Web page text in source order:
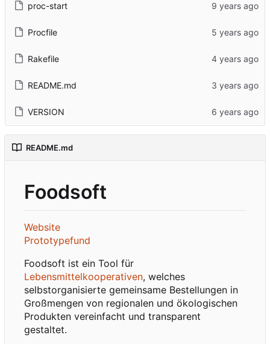
proc-start
Procfile
Rakefile
README.md
VERSION
README.md
Foodsoft
Website
Prototypefund
Foodsoft ist ein Tool für
Lebensmittelkooperativen, welches
selbstorganisierte gemeinsame Bestellungen in
Großmengen von regionalen und ökologischen
Produkten vereinfacht und transparent
gestaltet.